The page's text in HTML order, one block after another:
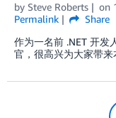
by Steve Roberts on
Permalink
Share
作为一名前 .NET 开发
官，很高兴为大家带